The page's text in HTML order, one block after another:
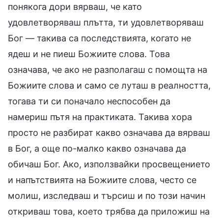
понякога дори вярваш, че като
удовлетворяваш плътта, ти удовлетворяваш
Бог — такива са последствията, когато не
ядеш и не пиеш Божиите слова. Това
означава, че ако не разполагаш с помощта на
Божиите слова и само се луташ в реалността,
тогава ти си поначало неспособен да
намериш пътя на практиката. Такива хора
просто не разбират какво означава да вярваш
в Бог, а още по-малко какво означава да
обичаш Бог. Ако, използвайки просвещението
и напътствията на Божиите слова, често се
молиш, изследваш и търсиш и по този начин
откриваш това, което трябва да приложиш на